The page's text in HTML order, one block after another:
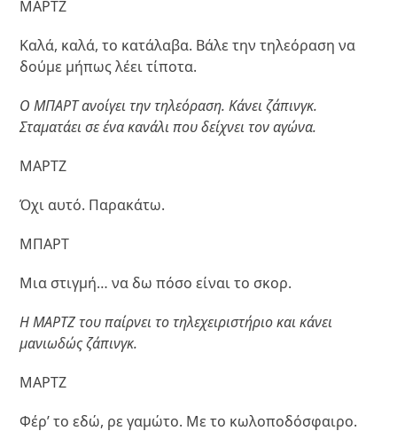
ΜΑΡΤΖ
Καλά, καλά, το κατάλαβα. Βάλε την τηλεόραση να
δούμε μήπως λέει τίποτα.
Ο ΜΠΑΡΤ ανοίγει την τηλεόραση. Κάνει ζάπινγκ.
Σταματάει σε ένα κανάλι που δείχνει τον αγώνα.
ΜΑΡΤΖ
Όχι αυτό. Παρακάτω.
ΜΠΑΡΤ
Μια στιγμή… να δω πόσο είναι το σκορ.
Η ΜΑΡΤΖ του παίρνει το τηλεχειριστήριο και κάνει
μανιωδώς ζάπινγκ.
ΜΑΡΤΖ
Φέρ’ το εδώ, ρε γαμώτο. Με το κωλοποδόσφαιρο.